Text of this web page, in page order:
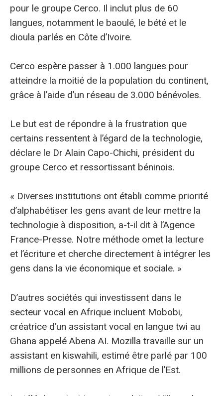
pour le groupe Cerco. Il inclut plus de 60
langues, notamment le baoulé, le bété et le
dioula parlés en Côte d’Ivoire.
Cerco espère passer à 1.000 langues pour
atteindre la moitié de la population du continent,
grâce à l’aide d’un réseau de 3.000 bénévoles.
Le but est de répondre à la frustration que
certains ressentent à l’égard de la technologie,
déclare le Dr Alain Capo-Chichi, président du
groupe Cerco et ressortissant béninois.
« Diverses institutions ont établi comme priorité
d’alphabétiser les gens avant de leur mettre la
technologie à disposition, a-t-il dit à l’Agence
France-Presse. Notre méthode omet la lecture
et l’écriture et cherche directement à intégrer les
gens dans la vie économique et sociale. »
D’autres sociétés qui investissent dans le
secteur vocal en Afrique incluent Mobobi,
créatrice d’un assistant vocal en langue twi au
Ghana appelé Abena AI. Mozilla travaille sur un
assistant en kiswahili, estimé être parlé par 100
millions de personnes en Afrique de l’Est.